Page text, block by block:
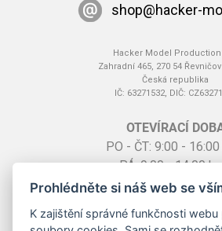
shop@hacker-
Hacker Model Production
Zahradní 465, 270 54 Řevničov
Česká republika
IČ: 63271532, DIČ:
OTEVÍRACÍ
PO - ČT: 9:00 - 16:00
PÁ: 9:00 - 14:00
SO: na základě
Prohlédněte si náš web se
K zajištění správné funkčnosti webu